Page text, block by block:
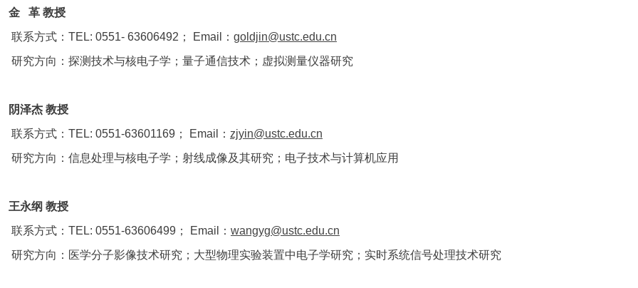
金 革 教授
联系方式：TEL: 0551- 63606492； Email： goldjin@ustc.edu.cn
研究方向：探测技术与核电子学；量子通信技术；虚拟测量仪器研究
阴泽杰 教授
联系方式：TEL: 0551-63601169； Email： zjyin@ustc.edu.cn
研究方向：信息处理与核电子学；射线成像及其研究；电子技术与计算机应用
王永纲 教授
联系方式：TEL: 0551-63606499； Email： wangyg@ustc.edu.cn
研究方向：医学分子影像技术研究；大型物理实验装置中电子学研究；实时系统信号处理技术研究